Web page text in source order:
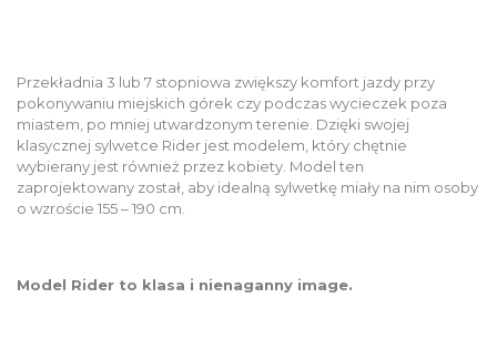
Przekładnia 3 lub 7 stopniowa zwiększy komfort jazdy przy
pokonywaniu miejskich górek czy podczas wycieczek poza
miastem, po mniej utwardzonym terenie. Dzięki swojej
klasycznej sylwetce Rider jest modelem, który chętnie
wybierany jest również przez kobiety. Model ten
zaprojektowany został, aby idealną sylwetkę miały na nim osoby
o wzroście 155 – 190 cm.
Model Rider to klasa i nienaganny image.